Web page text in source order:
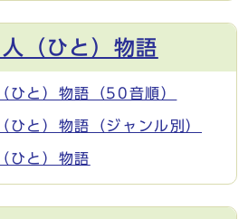
（ひと）物語
ひと）物語（50音順）
ひと）物語（ジャンル別）
ひと）物語